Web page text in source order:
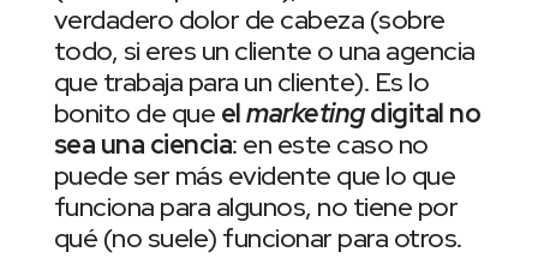
verdadero dolor de cabeza (sobre
todo, si eres un cliente o una agencia
que trabaja para un cliente). Es lo
bonito de que elmarketingdigital no
sea una ciencia: en este caso no
puede ser más evidente que lo que
funciona para algunos, no tiene por
qué (no suele) funcionar para otros.